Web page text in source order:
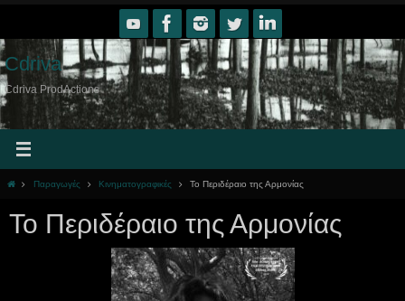
content
Cdriva
Cdriva ProdActions
HomeΠαραγωγές Κινηματογραφικές Το Περιδέραιο της Αρμονίας
Το Περιδέραιο της Αρμονίας